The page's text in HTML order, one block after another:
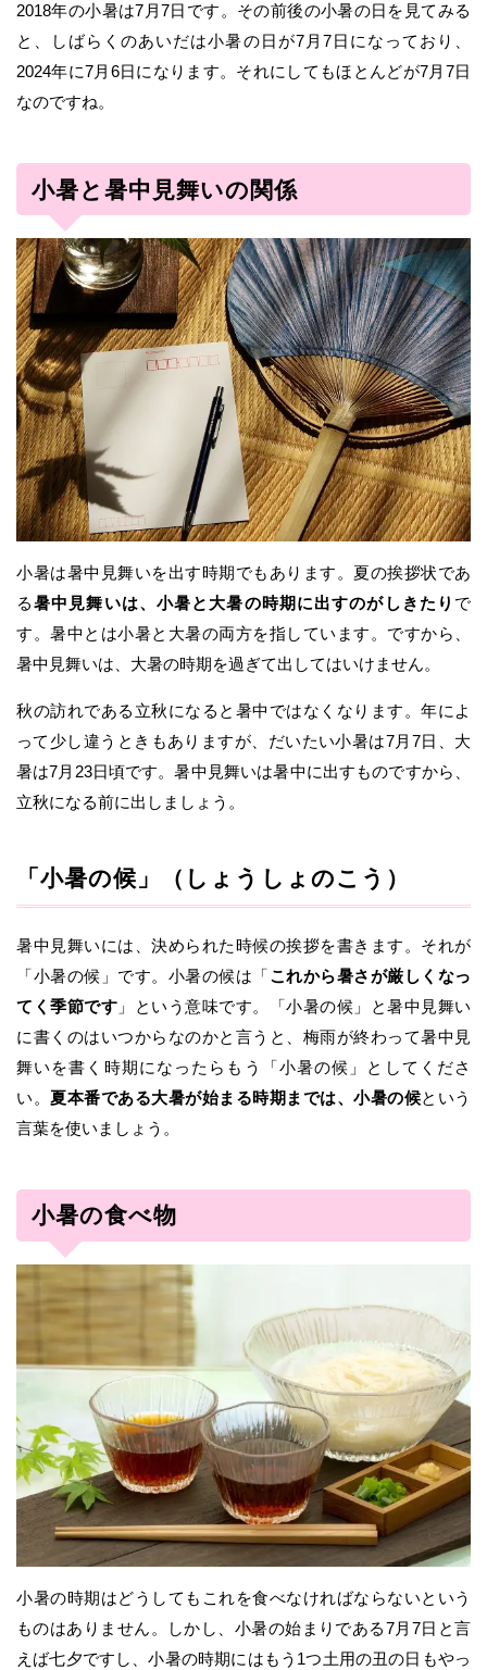
2018年の小暑は7月7日です。その前後の小暑の日を見てみる
と、しばらくのあいだは小暑の日が7月7日になっており、
2024年に7月6日になります。それにしてもほとんどが7月7日
なのですね。
小暑と暑中見舞いの関係
小暑は暑中見舞いを出す時期でもあります。夏の挨拶状であ
る暑中見舞いは、小暑と大暑の時期に出すのがしきたり で
す。暑中とは小暑と大暑の両方を指しています。ですから、
暑中見舞いは、大暑の時期を過ぎて出してはいけません。
秋の訪れである立秋になると暑中ではなくなります。年によ
って少し違うときもありますが、だいたい小暑は7月7日、大
暑は7月23日頃です。暑中見舞いは暑中に出すものですから、
立秋になる前に出しましょう。
「小暑の候」（しょうしょのこう）
暑中見舞いには、決められた時候の挨拶を書きます。それが
「小暑の候」です。小暑の候は「これから暑さが厳しくなっ
てく季節です 」という意味です。「小暑の候」と暑中見舞い
に書くのはいつからなのかと言うと、梅雨が終わって暑中見
舞いを書く時期になったらもう「小暑の候」としてくださ
い。 夏本番である大暑が始まる時期までは、小暑の候という
言葉を使いましょう。
小暑の食べ物
小暑の時期はどうしてもこれを食べなければならないという
ものはありません。しかし、小暑の始まりである7月7日と言
えば七夕ですし、小暑の時期にはもう1つ土用の丑の日もやっ